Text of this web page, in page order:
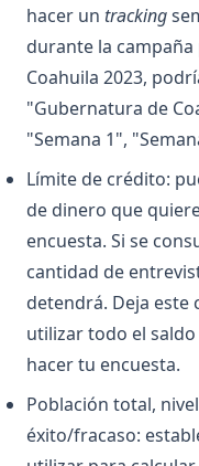
hacer un tracking
durante la
Coahuila 2023,
"Gubernatura de
"Semana 1",
Límite de crédito:
de dinero que
encuesta. Si se
cantidad de
detendrá. Deja este
utilizar todo el
hacer tu encuesta.
Población total,
éxito/fracaso: